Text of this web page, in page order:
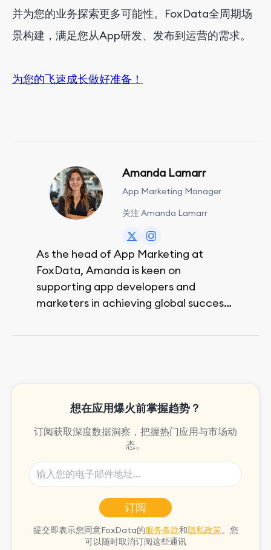
并为您的业务探索更多可能性。FoxData全周期场
景构建，满足您从App研发、发布到运营的需求。
为您的飞速成长做好准备！
Amanda Lamarr
App Marketing Manager
关注 Amanda Lamarr
As the head of App Marketing at
FoxData, Amanda is keen on
supporting app developers and
marketers in achieving global success,
想在应用爆火前掌握趋势？
订阅获取深度数据洞察，把握热门应用与市场动
态。
订阅
提交即表示您同意FoxData的服务条款和隐私政策。您
可以随时取消订阅这些通讯